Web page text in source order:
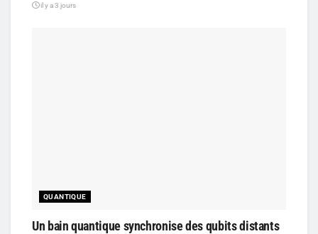
il y a 3 jours
QUANTIQUE
Un bain quantique synchronise des qubits distants